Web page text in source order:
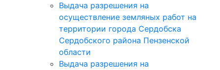
Выдача разрешения на
осуществление земляных работ на
территории города Сердобска
Сердобского района Пензенской
области
Выдача разрешения на